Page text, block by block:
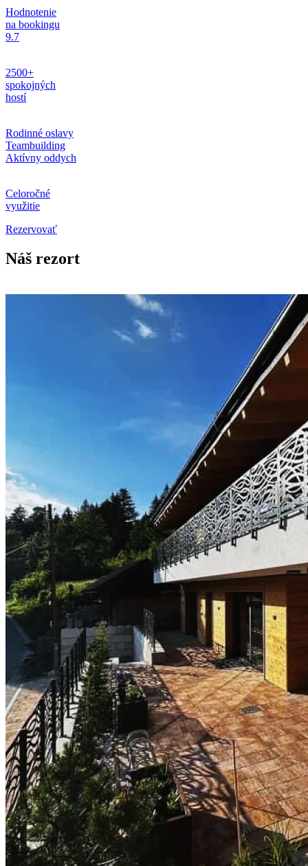
Hodnotenie
na bookingu
9.7
2500+
spokojných
hostí
Rodinné oslavy
Teambuilding
Aktívny oddych
Celoročné
využitie
Rezervovať
Náš rezort